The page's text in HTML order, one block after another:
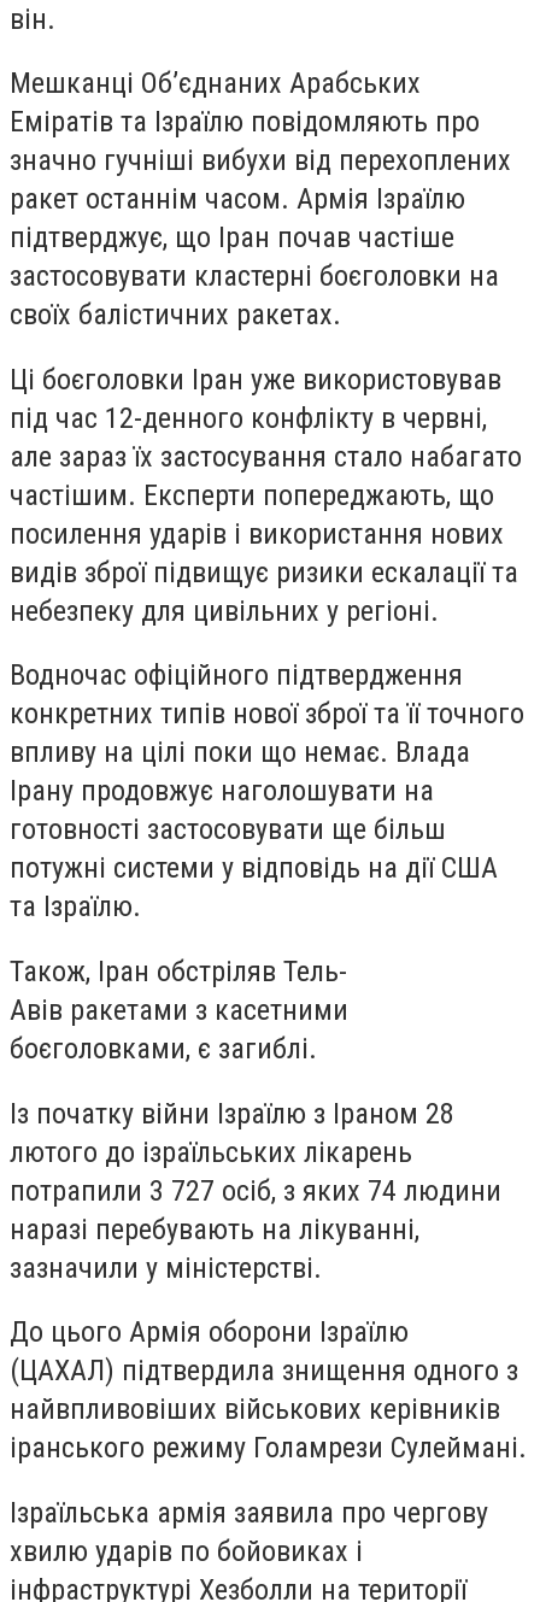
він.
Мешканці Об’єднаних Арабських
Еміратів та Ізраїлю повідомляють про
значно гучніші вибухи від перехоплених
ракет останнім часом. Армія Ізраїлю
підтверджує, що Іран почав частіше
застосовувати кластерні боєголовки на
своїх балістичних ракетах.
Ці боєголовки Іран уже використовував
під час 12-денного конфлікту в червні,
але зараз їх застосування стало набагато
частішим. Експерти попереджають, що
посилення ударів і використання нових
видів зброї підвищує ризики ескалації та
небезпеку для цивільних у регіоні.
Водночас офіційного підтвердження
конкретних типів нової зброї та її точного
впливу на цілі поки що немає. Влада
Ірану продовжує наголошувати на
готовності застосовувати ще більш
потужні системи у відповідь на дії США
та Ізраїлю.
Також, Іран обстріляв Тель-
Авів ракетами з касетними
боєголовками, є загиблі.
Із початку війни Ізраїлю з Іраном 28
лютого до ізраїльських лікарень
потрапили 3 727 осіб, з яких 74 людини
наразі перебувають на лікуванні,
зазначили у міністерстві.
До цього Армія оборони Ізраїлю
(ЦАХАЛ) підтвердила знищення одного з
найвпливовіших військових керівників
іранського режиму Голамрези Сулеймані.
Ізраїльська армія заявила про чергову
хвилю ударів по бойовиках і
інфраструктурі Хезболли на території